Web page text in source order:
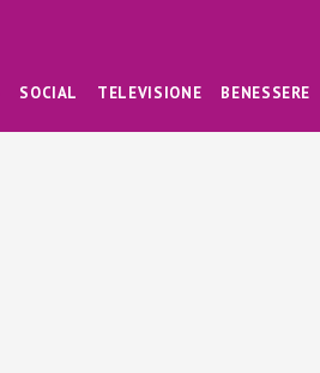
SOCIAL TELEVISIONE BENESSERE